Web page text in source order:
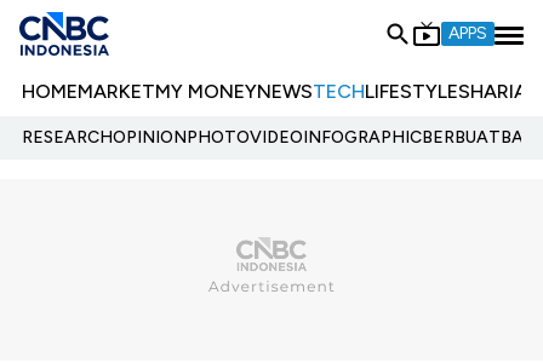
APPS
HOMEMARKETMY MONEYNEWSTECHLIFESTYLESHARIA
RESEARCHOPINIONPHOTOVIDEOINFOGRAPHIC